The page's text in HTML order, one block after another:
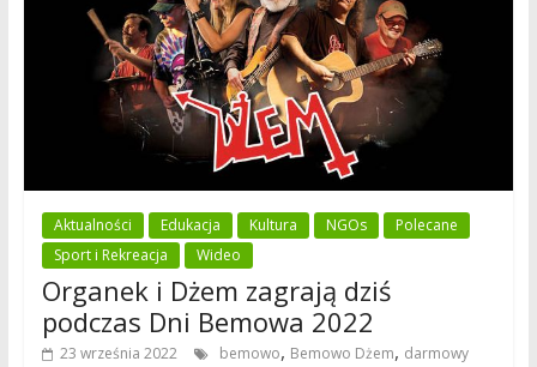
Aktualności Edukacja Kultura NGOs
Polecane
Sport i Rekreacja
Wideo
Organek i Dżem zagrają dziś
podczas Dni Bemowa 2022
23 września 2022 bemowo, Bemowo Dżem, darmowy